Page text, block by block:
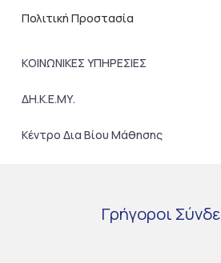
Πολιτική Προστασία
ΚΟΙΝΩΝΙΚΕΣ ΥΠΗΡΕΣΙΕΣ
ΔΗ.Κ.Ε.ΜΥ.
Κέντρο Δια Βίου Μάθησης
Γρήγοροι